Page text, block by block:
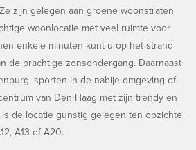
zijn gelegen aan groene woonstraten
woonlocatie met veel ruimte voor
enkele minuten kunt u op het strand
de prachtige zonsondergang. Daarnaast
sporten in de nabije omgeving of
van Den Haag met zijn trendy en
de locatie gunstig gelegen ten opzichte
A13 of A20.